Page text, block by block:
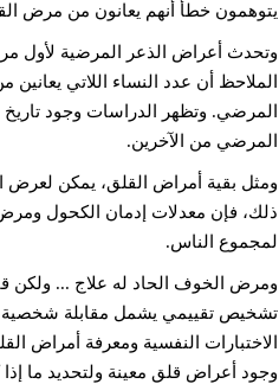
يتوهمون خطأ أنهم يعانون من مرض
وتحدث أعراض الذعر المرضية لأول
المرضي. وتظهر الدراسات وجود
المرضي من الآخرين.
ومثل بقية أمراض القلق، يمكن
ذلك، فإن معدلات إدمان الكحول
لمجموع الناس.
ومرض الخوف الحاد له علاج ... ولكن
تشخيص تقييمي يشمل مقابلة شخصية
الاختبارات النفسية ومعرفة أمراض
وجود أعراض قلق معينة ولتحديد ما